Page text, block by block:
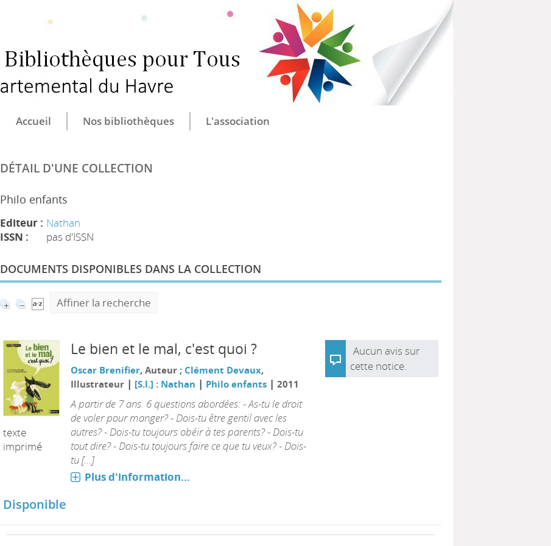
CULTURE ET BIBLIOTHÈQUES POUR TOUS
CENTRE DÉPARTEMENTAL DU HAVRE
Accueil Nos bibliothèques L'association
DÉTAIL D'UNE COLLECTION
Philo enfants
Editeur : Nathan
ISSN :
pas d'ISSN
DOCUMENTS DISPONIBLES DANS LA COLLECTION
Affiner la recherche
texte
imprimé
Le bien et le mal, c'est quoi ?
Oscar Brenifier, Auteur ; Clément Devaux,
Illustrateur | [S.l.] : Nathan | Philo enfants| 2011
A partir de 7 ans. 6 questions abordées: - As-tu le droit
de voler pour manger? - Dois-tu être gentil avec les
autres? - Dois-tu toujours obéir à tes parents? - Dois-tu
tout dire? - Dois-tu toujours faire ce que tu veux? - Dois-
tu [...]
Plus d'information...
Aucun avis sur
cette notice.
Disponible